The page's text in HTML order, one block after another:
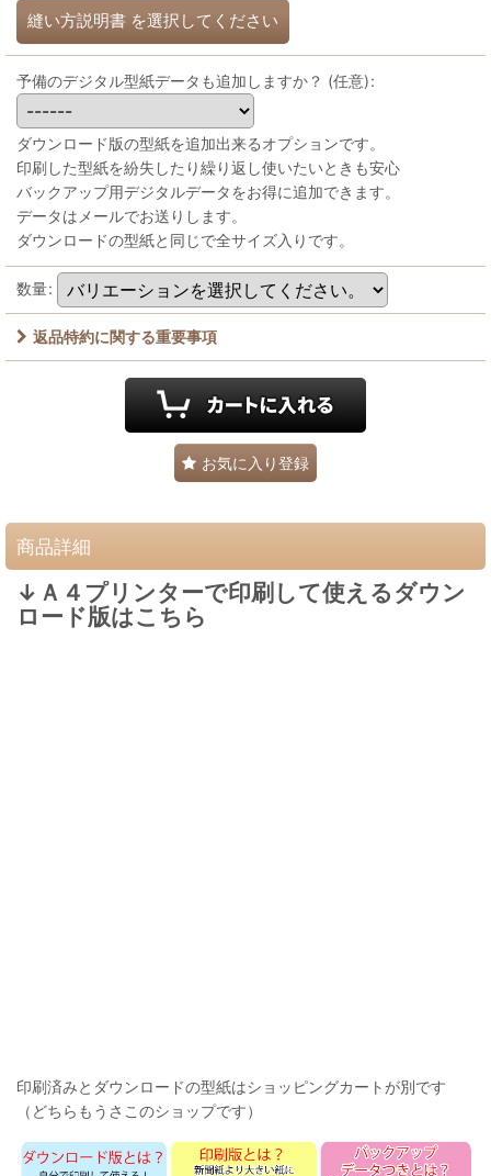
縫い方説明書 を選択してください
予備のデジタル型紙データも追加しますか？ (任意):
ダウンロード版の型紙を追加出来るオプションです。
印刷した型紙を紛失したり繰り返し使いたいときも安心
バックアップ用デジタルデータをお得に追加できます。
データはメールでお送りします。
ダウンロードの型紙と同じで全サイズ入りです。
数量:
返品特約に関する重要事項
お気に入り登録
商品詳細
↓Ａ４プリンターで印刷して使えるダウン
ロード版はこちら
印刷済みとダウンロードの型紙はショッピングカートが別です
（どちらもうさこのショップです）